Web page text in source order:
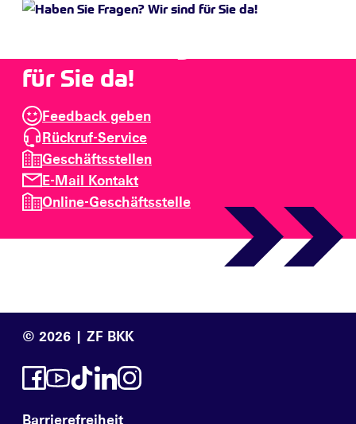
für Sie da!
Feedback geben
Rückruf-Service
Geschäftsstellen
E-Mail Kontakt
Online-Geschäftsstelle
© 2026 | ZF BKK
Barrierefreiheit